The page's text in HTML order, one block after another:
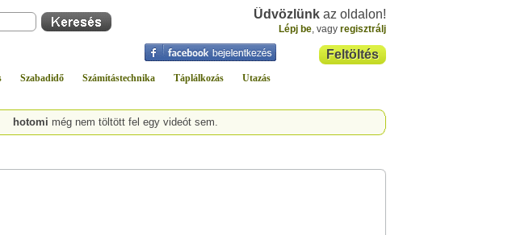
Üdvözlünk az oldalon!
Lépj be, vagy regisztrálj
Feltöltés
Szabadidő Számítástechnika Táplálkozás Utazás
hotomi még nem töltött fel egy videót sem.